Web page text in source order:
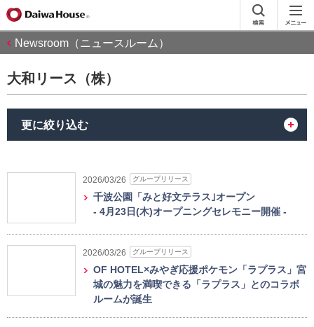
Newsroom（ニュースルーム）
大和リース（株）
更に絞り込む
2026/03/26 グループリリース
千波公園「みと好文テラス｣オープン
- 4月23日(木)オープニングセレモニー開催 -
2026/03/26 グループリリース
OF HOTEL×みやぎ応援ポケモン「ラプラス」宮
城の魅力を満喫できる「ラプラス」とのコラボ
ルームが誕生